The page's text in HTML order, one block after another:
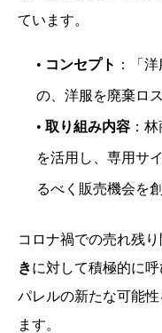
ています。
• コンセプト ：「
の、洋服を廃棄ロ
• 取り組み内容：林
を活用し、専用サ
るべく販売機会を創
コロナ禍での売れ残
きに対して積極的に
パレルの新たな可能
ます。